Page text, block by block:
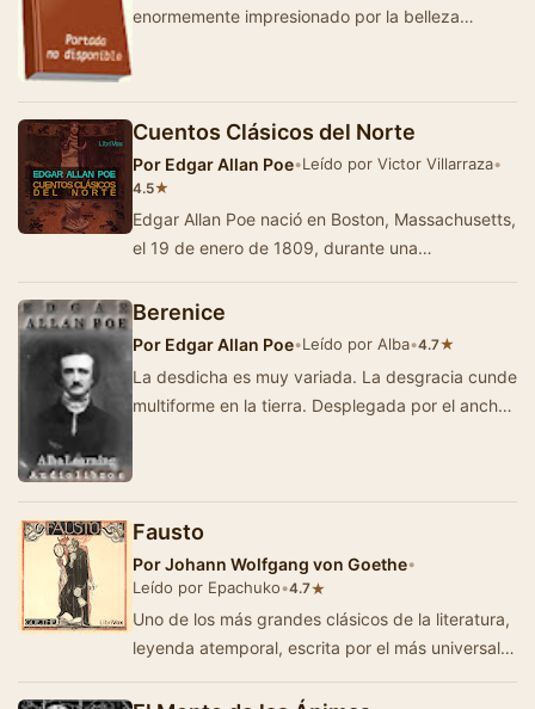
enormemente impresionado por la belleza
Cuentos Clásicos del Norte
Por Edgar Allan Poe•Leído por Victor Villarraza•
4.5★
Edgar Allan Poe nació en Boston, Massachusetts,
el 19 de enero de 1809, durante una
acto…
Berenice
Por Edgar Allan Poe•Leído por Alba•4.7★
La desdicha es muy variada. La desgracia cunde
multiforme en la tierra. Desplegada por el ancho
Fausto
PorJohann Wolfgang von Goethe•
Leído por Epachuko•4.7★
Uno de los más grandes clásicos de la literatura,
leyenda atemporal, escrita por el más universal